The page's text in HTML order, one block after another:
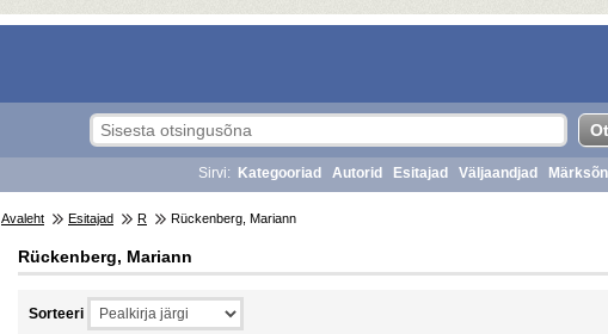
Sirvi: Kategooriad Autorid Esitajad Väljaandjad
Avaleht Esitajad R Rückenberg, Mariann
Rückenberg, Mariann
Sorteeri